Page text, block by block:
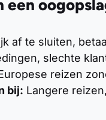
af te sluiten,
slechte
reizen
bij: Langere